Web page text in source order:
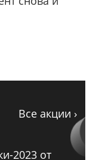
Все акции ›
2023 от